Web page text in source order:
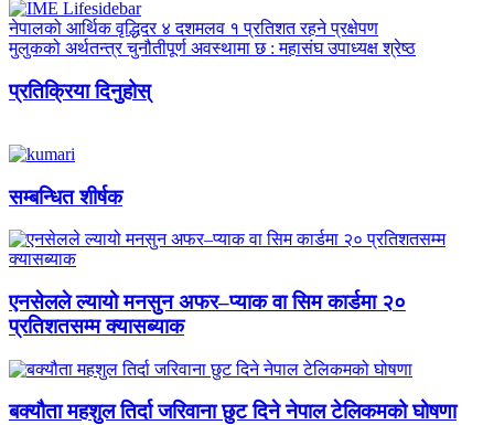
नेपालको आर्थिक वृद्धिदर ४ दशमलव १ प्रतिशत रहने प्रक्षेपण
मुलुकको अर्थतन्त्र चुनौतीपूर्ण अवस्थामा छ : महासंघ उपाध्यक्ष श्रेष्ठ
प्रतिक्रिया दिनुहोस्
सम्बन्धित शीर्षक
एनसेलले ल्यायो मनसुन अफर–प्याक वा सिम कार्डमा २०
प्रतिशतसम्म क्यासब्याक
बक्यौता महशुल तिर्दा जरिवाना छुट दिने नेपाल टेलिकमको घोषणा